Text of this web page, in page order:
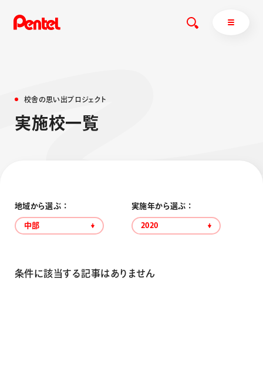
商品を探すトップ
シャープペン
消し具
画材
採用情報
校舎の思い出プ ロ ジェク ト
実施校一覧
地域から選ぶ ：
中部
実施年から選ぶ ：
2020
条件に該当する記事はありません